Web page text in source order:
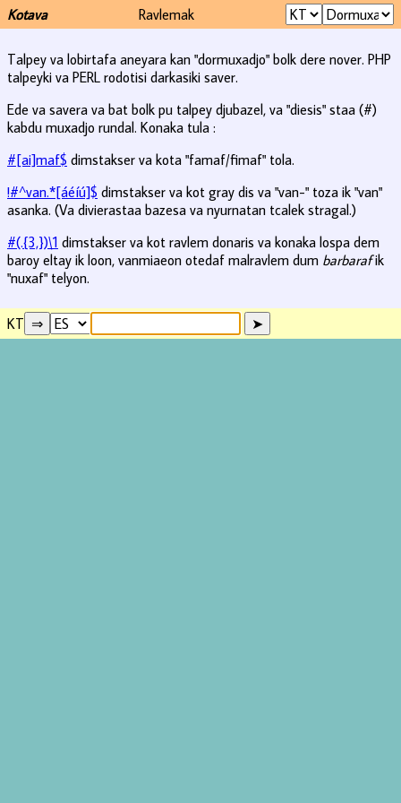
Kotava Ravlemak
Talpey va lobirtafa aneyara kan "dormuxadjo" bolk dere nover. PHP
talpeyki va PERL rodotisi darkasiki saver.
Ede va savera va bat bolk pu talpey djubazel, va "diesis" staa (#)
kabdu muxadjo rundal. Konaka tula :
#[ai]maf$ dimstakser va kota "famaf/fimaf" tola.
!#^van.*[áéíú]$ dimstakser va kot gray dis va "van-" toza ik "van"
asanka. (Va divierastaa bazesa va nyurnatan tcalek stragal.)
#(.{3,})\1 dimstakser va kot ravlem donaris va konaka lospa dem
baroy eltay ik loon, vanmiaeon otedaf malravlem dum barbarafik
"nuxaf" telyon.
KT